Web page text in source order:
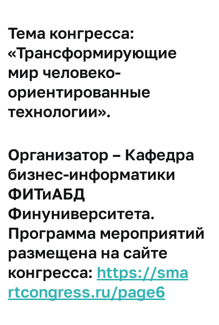
Тема конгресса:
«Трансформирующие
мир человеко-
ориентированные
технологии».
Организатор – Кафедра
бизнес-информатики
ФИТиАБД
Финуниверситета.
Программа мероприятий
размещена на сайте
конгресса: https://sm​a​​
rtcongress.ru/page6​